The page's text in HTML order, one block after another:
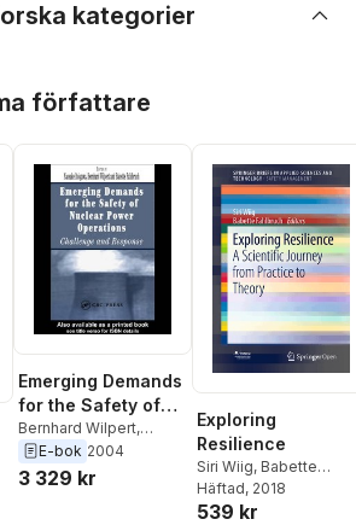
kategorier
författare
Emerging Demands
for the Safety of
Nuclear Power
Operations
Bernhard Wilpert,
Babette Fahlbruch
Naosuke Itoigawa
E-bok 2004
3 329 kr
Exploring
Resilience
Siri Wiig, Babette
Fahlbruch
Häftad, 2018
539 kr